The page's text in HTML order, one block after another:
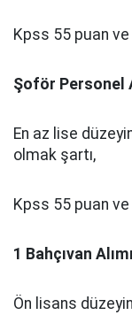
Kpss 55 puan
Şoför Personel
En az lise
olmak şartı,
Kpss 55 puan
1 Bahçıvan
Ön lisans